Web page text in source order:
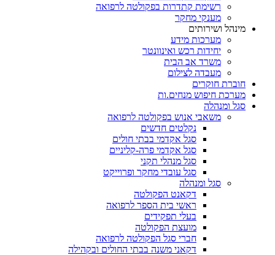
רשימת קתדרות בפקולטה לרפואה
מענקי מחקר
מינהל ושירותים
מערכות מידע
יחידות רכש ואינוונטר
משרד אב הבית
מעבדה לצילום
חוברת חוקרים
מערכת חיפוש מנחים.ות
סגל ומנהלה
משאבי אנוש בפקולטה לרפואה
נקלטים חדשים
סגל אקדמי בבתי חולים
סגל אקדמי פרה-קליניים
סגל מנהלי תקני
סגל עובדי מחקר ופרוייקט
סגל ומנהלה
דקאנט הפקולטה
ראשי בית הספר לרפואה
בעלי תפקידים
מועצת הפקולטה
חברי סגל הפקולטה לרפואה
דקאני משנה בבתי החולים ובקהילה